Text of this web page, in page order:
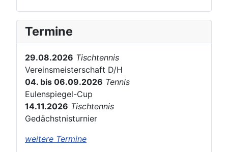
Termine
29.08.2026 Tischtennis
Vereinsmeisterschaft D/H
04. bis 06.09.2026 Tennis
Eulenspiegel-Cup
14.11.2026 Tischtennis
Gedächstnisturnier
weitere Termine